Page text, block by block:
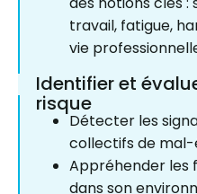
travail, fatigue,
vie
Identifier et
risque
Détecter les
collectifs de
Appréhender les
dans son